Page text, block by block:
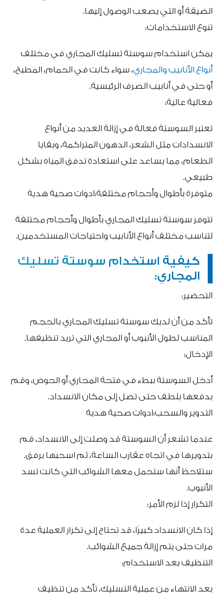
الضيقة أو التي يصعب الوصول إليها.
تنوع الاستخدامات:
يمكن استخدام سوستة تسليك المجاري في مختلف
أنواع الأنابيب والمجاري، سواء كانت في الحمام، المطبخ،
أو حتى في أنابيب الصرف الرئيسية.
فعالية عالية:
تعتبر السوستة فعالة في إزالة العديد من أنواع
الانسدادات مثل الشعر، الدهون المتراكمة، وبقايا
الطعام، مما يساعد على استعادة تدفق المياه بشكل
طبيعي.
متوفرة بأطوال وأحجام مختلفة:ادوات صحية هدية
تتوفر سوستة تسليك المجاري بأطوال وأحجام مختلفة
لتناسب مختلف أنواع الأنابيب واحتياجات المستخدمين.
كيفية استخدام سوستة تسليك
المجاري:
التحضير:
تأكد من أن لديك سوستة تسليك المجاري بالحجم
المناسب لطول الأنبوب أو المجاري التي تريد تنظيفها.
الإدخال:
أدخل السوستة ببطء في فتحة المجاري أو الحوض، وقم
بدفعها بلطف حتى تصل إلى مكان الانسداد.
التدوير والسحب:ادوات صحية هدية
عندما تشعر أن السوستة قد وصلت إلى الانسداد، قم
بتدويرها في اتجاه عقارب الساعة، ثم اسحبها برفق.
ستلاحظ أنها ستحمل معها الشوائب التي كانت تسد
الأنبوب.
التكرار إذا لزم الأمر:
إذا كان الانسداد كبيرًا، قد تحتاج إلى تكرار العملية عدة
مرات حتى يتم إزالة جميع الشوائب.
التنظيف بعد الاستخدام:
بعد الانتهاء من عملية التسليك، تأكد من تنظيف